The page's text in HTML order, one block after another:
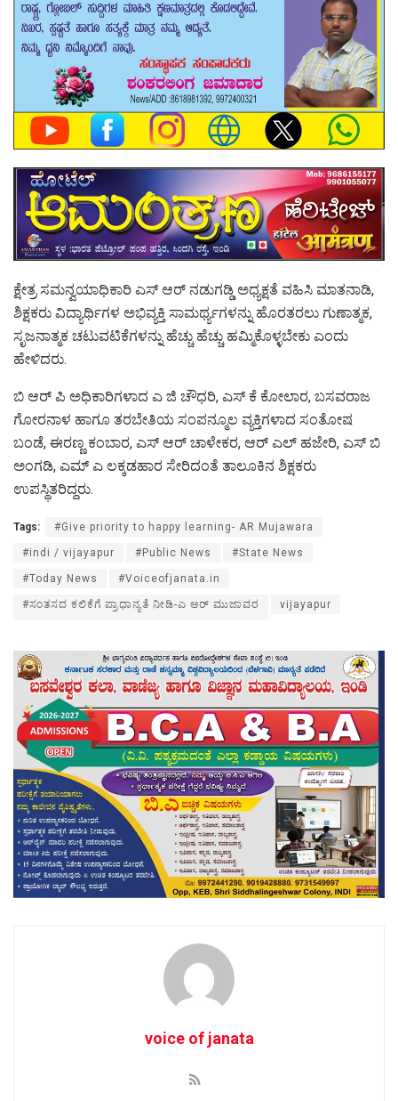
ಕ್ಷೇತ್ರ ಸಮನ್ವಯಾಧಿಕಾರಿ ಎಸ್ ಆರ್ ನಡುಗಡ್ಡಿ ಅಧ್ಯಕ್ಷತೆ ವಹಿಸಿ ಮಾತನಾಡಿ,
ಶಿಕ್ಷಕರು ವಿದ್ಯಾರ್ಥಿಗಳ ಅಭಿವ್ಯಕ್ತಿ ಸಾಮರ್ಥ್ಯಗಳನ್ನು ಹೊರತರಲು ಗುಣಾತ್ಮಕ,
ಸೃಜನಾತ್ಮಕ ಚಟುವಟಿಕೆಗಳನ್ನು ಹೆಚ್ಚು ಹೆಚ್ಚು ಹಮ್ಮಿಕೊಳ್ಳಬೇಕು ಎಂದು
ಹೇಳಿದರು.
ಬಿ ಆರ್ ಪಿ ಅಧಿಕಾರಿಗಳಾದ ಎ ಜಿ ಚೌಧರಿ, ಎಸ್ ಕೆ ಕೋಲಾರ, ಬಸವರಾಜ
ಗೋರನಾಳ ಹಾಗೂ ತರಬೇತಿಯ ಸಂಪನ್ಮೂಲ ವ್ಯಕ್ತಿಗಳಾದ ಸಂತೋಷ
ಬಂಡೆ, ಈರಣ್ಣ ಕಂಬಾರ, ಎಸ್ ಆರ್ ಚಾಳೇಕರ, ಆರ್ ಎಲ್ ಹಜೇರಿ, ಎಸ್ ಬಿ
ಅಂಗಡಿ, ಎಮ್ ಎ ಲಕ್ಕಡಹಾರ ಸೇರಿದಂತೆ ತಾಲೂಕಿನ ಶಿಕ್ಷಕರು
ಉಪಸ್ಥಿತರಿದ್ದರು.
Tags: #Give priority to happy learning- AR Mujawara
#indi / vijayapur #Public News #State News
#Today News #Voiceofjanata.in
#ಸಂತಸದ ಕಲಿಕೆಗೆ ಪ್ರಾಧಾನ್ಯತೆ ನೀಡಿ-ಎ ಆರ್ ಮುಜಾವರ vijayapur
voice of janata